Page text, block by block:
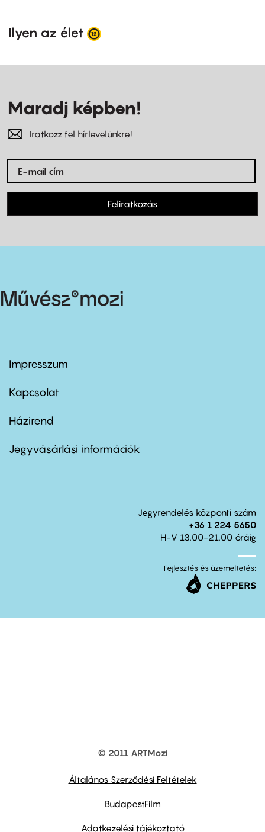
Ilyen az élet
Maradj képben!
Iratkozz fel hírlevelünkre!
Feliratkozás
Footer
first
Impresszum
Kapcsolat
Footer
second
Házirend
Jegyvásárlási információk
Jegyrendelés központi szám
+36 1 224 5650
H-V 13.00-21.00 óráig
Fejlesztés és üzemeltetés:
© 2011 ARTMozi
Általános Szerződési Feltételek
BudapestFilm
Adatkezelési tájékoztató